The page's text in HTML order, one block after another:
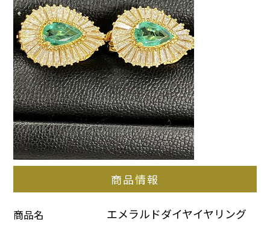
商品情報
商品名 エメラルドダイヤイヤリング